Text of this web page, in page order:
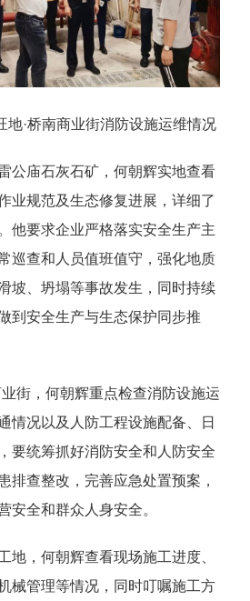
地·桥南商业街消防设施运维情况
公庙石灰石矿，何朝辉实地查看
业规范及生态修复进展，详细了
他要求企业严格落实安全生产主
巡查和人员值班值守，强化地质
坡、坍塌等事故发生，同时持续
到安全生产与生态保护同步推
街，何朝辉重点检查消防设施运
情况以及人防工程设施配备、日
要统筹抓好消防安全和人防安全
排查整改，完善应急处置预案，
安全和群众人身安全。
地，何朝辉查看现场施工进度、
械管理等情况，同时叮嘱施工方